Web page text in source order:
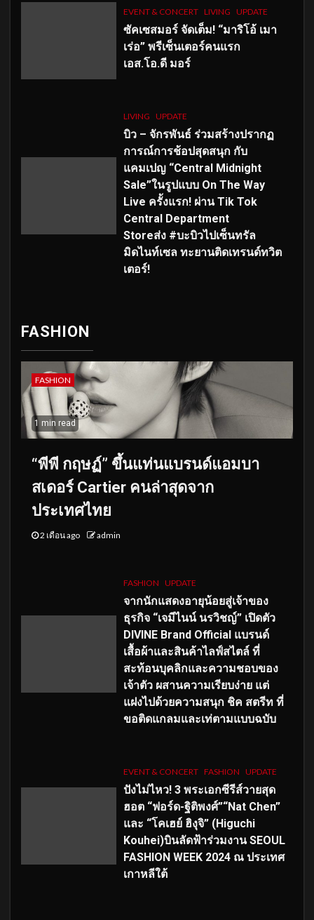
EVENT & CONCERT LIVING UPDATE
ซัคเซสมอร์ จัดเต็ม! “มาริโอ้ เมา
เร่อ” พรีเซ็นเตอร์คนแรก
เอส.โอ.ดี มอร์
LIVING UPDATE
บิว – จักรพันธ์ ร่วมสร้างปรากฏ
การณ์การช้อปสุดสนุก กับ
แคมเปญ “Central Midnight
Sale”ในรูปแบบ On The Way
Live ครั้งแรก! ผ่าน Tik Tok
Central Department
Storeส่ง #บะบิวไปเซ็นทรัล
มิดไนท์เซล ทะยานติดเทรนด์ทวิต
เตอร์!
FASHION
FASHION
1 min read
“พีพี กฤษฏ์” ขึ้นแท่นแบรนด์แอมบา
สเดอร์ Cartier คนล่าสุดจาก
ประเทศไทย
2 เดือน ago admin
FASHION UPDATE
จากนักแสดงอายุน้อยสู่เจ้าของ
ธุรกิจ “เจมีไนน์ นรวิชญ์” เปิดตัว
DIVINE Brand Official แบรนด์
เสื้อผ้าและสินค้าไลฟ์สไตล์ ที่
สะท้อนบุคลิกและความชอบของ
เจ้าตัว ผสานความเรียบง่าย แต่
แฝงไปด้วยความสนุก ชิค สตรีท ที่
ขอติดแกลมและเท่ตามแบบฉบับ
EVENT & CONCERT FASHION UPDATE
ปังไม่ไหว! 3 พระเอกซีรีส์วายสุด
ฮอต “ฟอร์ด-ฐิติพงศ์”“Nat Chen”
และ “โคเฮย์ ฮิงุจิ” (Higuchi
Kouhei)บินลัดฟ้าร่วมงาน SEOUL
FASHION WEEK 2024 ณ ประเทศ
เกาหลีใต้